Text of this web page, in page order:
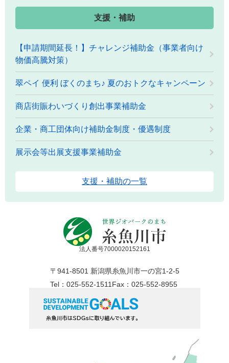
支援・補助
【申請期間延長！】チャレンジ補助金（事業者向け
物価高騰対策）
翠ペイ 便利 ぼくのまち♪ 夏のおトクなキャンペーン
商店街賑わいづくり創出事業補助金
企業・商工団体向け補助金制度・優遇制度
展示会等出展支援事業補助金
支援・補助の一覧
法人番号7000020152161
〒941-8501 新潟県糸魚川市一の宮1-2-5
Tel：025-552-1511 Fax：025-552-8955